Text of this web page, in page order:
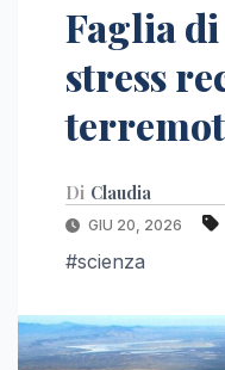
Faglia di
stress
Di Claudia
GIU 20, 2026
#scienza